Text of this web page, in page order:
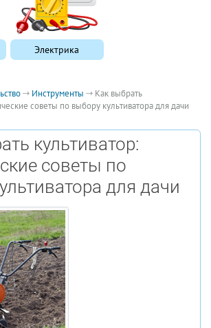
Электрика
Инструменты
Как выбрать
советы по выбору культиватора для дачи
культиватор:
советы по
для дачи